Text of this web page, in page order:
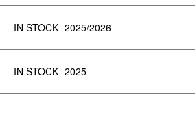
IN STOCK -2025/2026-
IN STOCK -2025-